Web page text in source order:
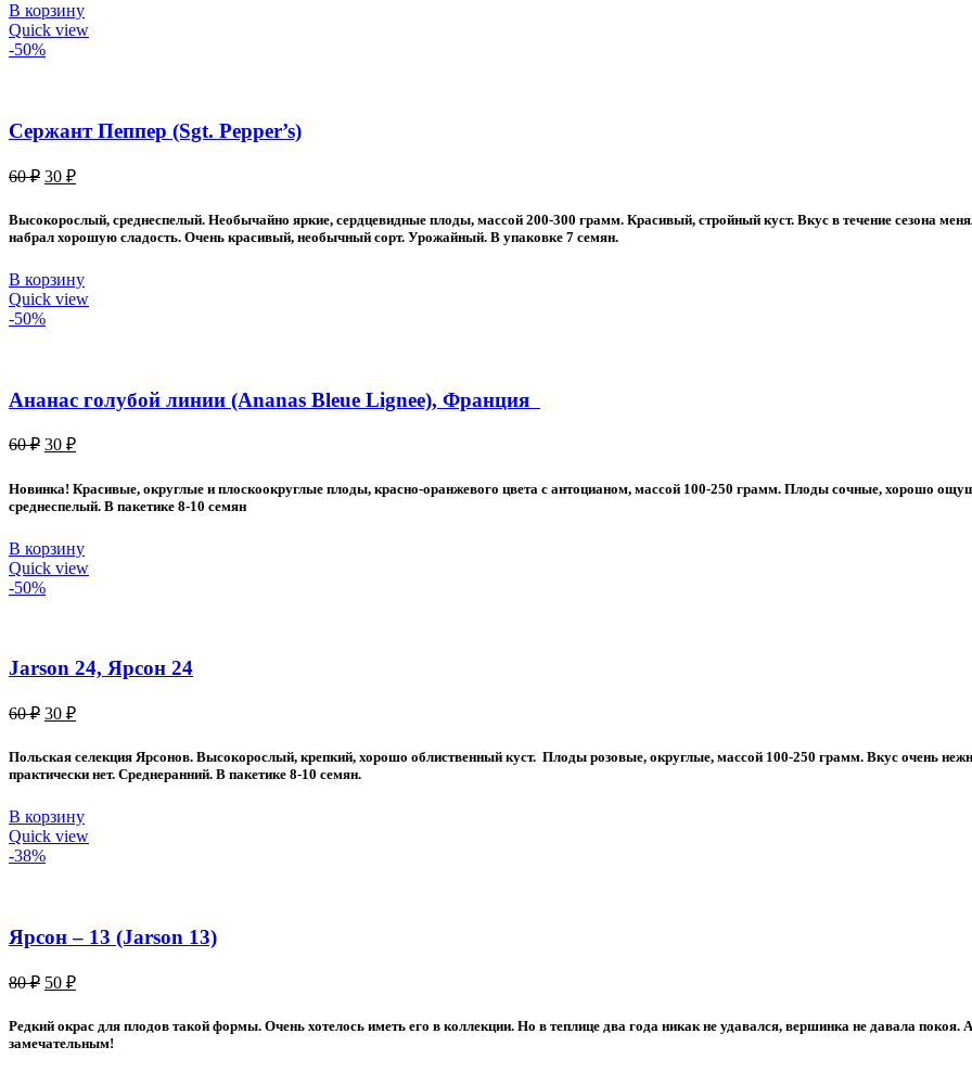
В корзину
Quick view
-50%
Сержант Пеппер (Sgt. Pepper’s)
60₽ Первоначальная
составляла
60 ₽.
30 ₽Текущая
30 ₽.
Высокорослый, среднеспелый. Необычайно яркие, сердцевидные плоды, массой 200-300 грамм. Красивый, стройный куст. Вкус в течение сезона
набрал хорошую сладость. Очень красивый, необычный сорт. Урожайный. В упаковке 7 семян.
В корзину
Quick view
-50%
Ананас голубой линии (Ananas Bleue Lignee), Франция
60₽ Первоначальная
60 ₽.
30 ₽Текущая
30 ₽.
Новинка! Красивые, округлые и плоскоокруглые плоды, красно-оранжевого цвета с антоцианом, массой 100-250 грамм. Плоды сочные, хорошо
среднеспелый. В пакетике 8-10 семян
В корзину
Quick view
-50%
Jarson 24, Ярсон 24
60₽ Первоначальная
60 ₽.
30 ₽Текущая
30 ₽.
Польская селекция Ярсонов. Высокорослый, крепкий, хорошо облиственный куст. Плоды розовые, округлые, массой 100-250 грамм. Вкус очень
практически нет. Среднеранний. В пакетике 8-10 семян.
В корзину
Quick view
-38%
Ярсон – 13 (Jarson 13)
80₽ Первоначальная
составляла
80 ₽.
50 ₽Текущая
50 ₽.
Редкий окрас для плодов такой формы. Очень хотелось иметь его в коллекции. Но в теплице два года никак не удавался, вершинка не давала покоя.
замечательным!